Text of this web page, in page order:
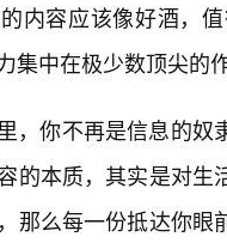
内容应该像好酒，
集中在极少数顶尖的
，你不再是信息的奴
的本质，其实是对
那么每一份抵达你